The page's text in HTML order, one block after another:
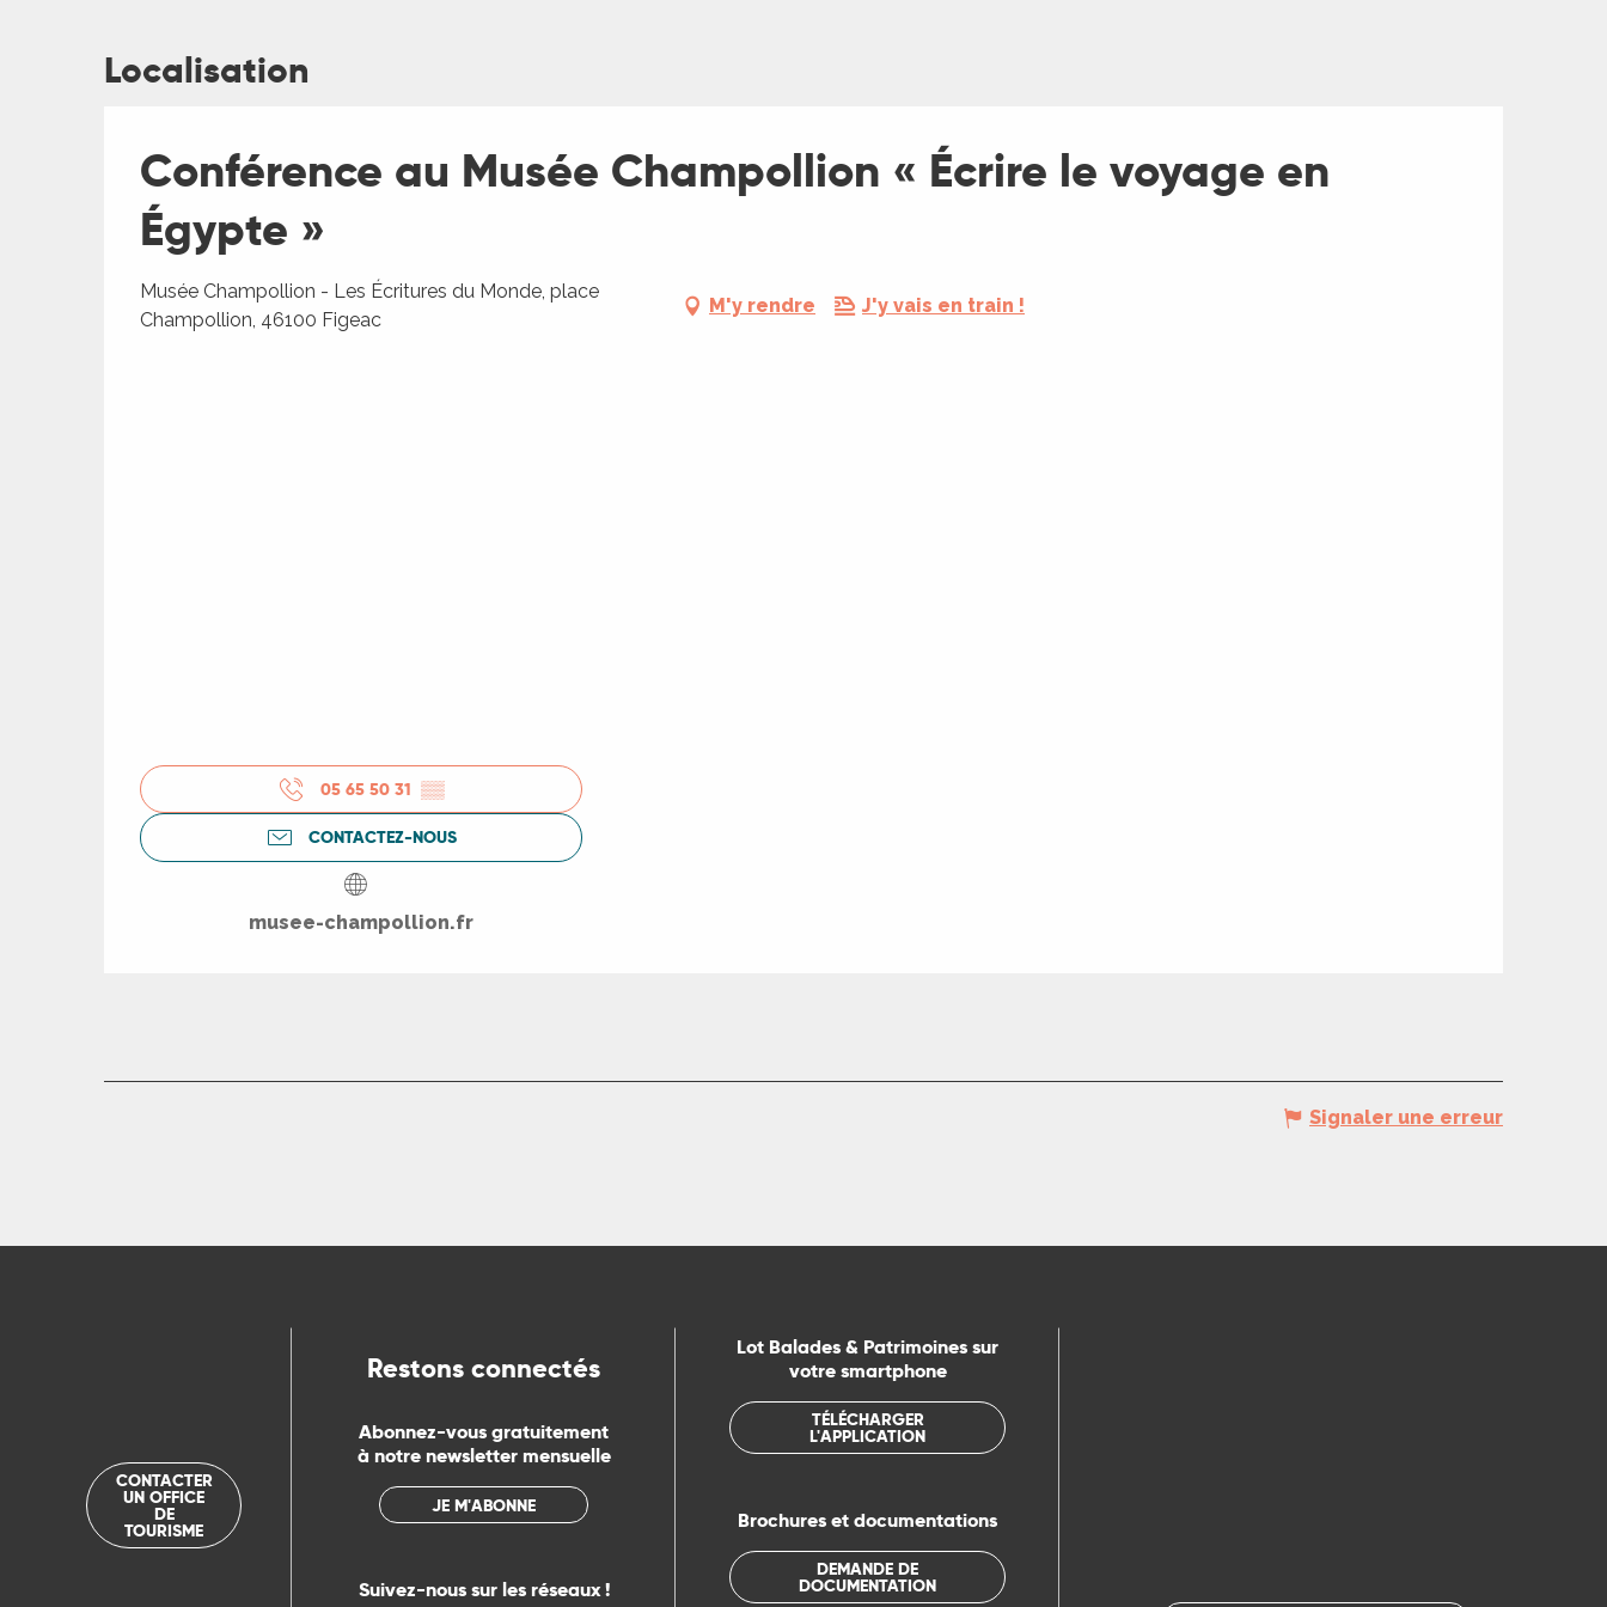
Localisation
Conférence au Musée Champollion « Écrire le voyage en
Égypte »
Musée Champollion - Les Écritures du Monde, place
Champollion, 46100 Figeac
M'y rendre J'y vais en train !
05 65 50 31 ▒▒
CONTACTEZ-NOUS
musee-champollion.fr
Signaler une erreur
CONTACTER
UN OFFICE
DE
TOURISME
Restons connectés
Abonnez-vous gratuitement
à notre newsletter mensuelle
JE M'ABONNE
Suivez-nous sur les réseaux !
Lot Balades & Patrimoines sur
votre smartphone
TÉLÉCHARGER
L'APPLICATION
Brochures et documentations
DEMANDE DE
DOCUMENTATION